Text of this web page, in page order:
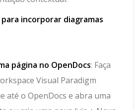
incorporar diagramas
página no OpenDocs: Faça
Visual Paradigm
até o OpenDocs e abra uma